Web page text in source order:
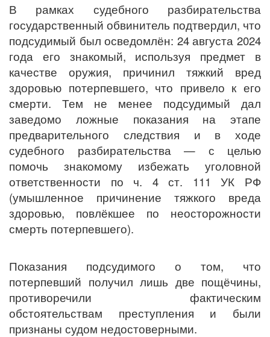
В рамках судебного разбирательства
государственный обвинитель подтвердил, что
подсудимый был осведомлён: 24 августа 2024
года его знакомый, используя предмет в
качестве оружия, причинил тяжкий вред
здоровью потерпевшего, что привело к его
смерти. Тем не менее подсудимый дал
заведомо ложные показания на этапе
предварительного следствия и в ходе
судебного разбирательства — с целью
помочь знакомому избежать уголовной
ответственности по ч. 4 ст. 111 УК РФ
(умышленное причинение тяжкого вреда
здоровью, повлёкшее по неосторожности
смерть потерпевшего).
Показания подсудимого о том, что
потерпевший получил лишь две пощёчины,
противоречили фактическим
обстоятельствам преступления и были
признаны судом недостоверными.